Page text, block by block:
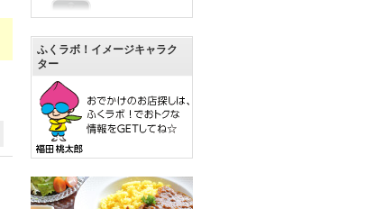
ふくラボ！イメージキャラク
ター